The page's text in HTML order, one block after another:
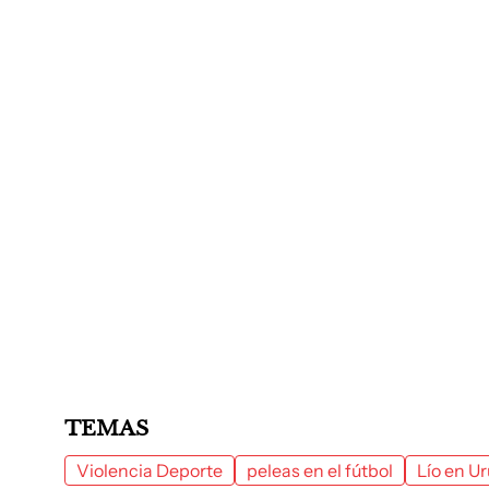
TEMAS
Violencia Deporte peleas en el fútbol Lío en